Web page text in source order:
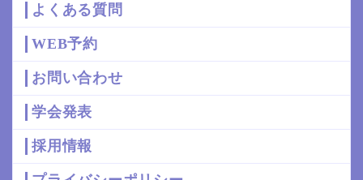
よくある質問
WEB予約
お問い合わせ
学会発表
採用情報